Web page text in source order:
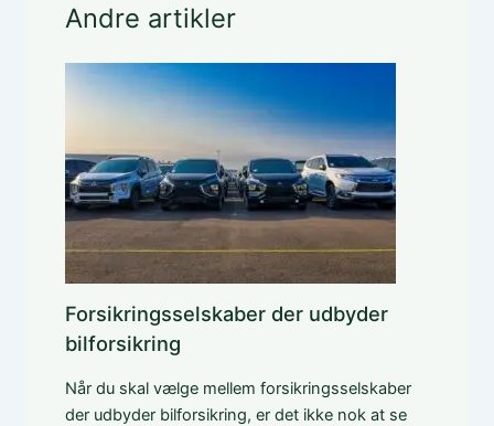
Andre artikler
Forsikringsselskaber der udbyder
bilforsikring
Når du skal vælge mellem forsikringsselskaber
der udbyder bilforsikring, er det ikke nok at se